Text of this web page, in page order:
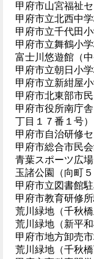
甲府市山宮福祉
甲府市立北西中
甲府市立千代田
甲府市立舞鶴小
富士川悠遊館（
甲府市立朝日小
甲府市立新紺屋
甲府市北東部市
甲府市役所南庁
丁目１７番１号）
甲府市自治研修
甲府市総合市民
青葉スポーツ広
玉諸公園（向町５
甲府市立図書館
甲府市教育研修
荒川緑地（千秋
荒川緑地（新平
甲府市地方卸売
荒川緑地（千秋